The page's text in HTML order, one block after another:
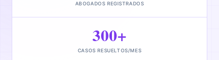
ABOGADOS REGISTRADOS
300+
CASOS RESUELTOS/MES